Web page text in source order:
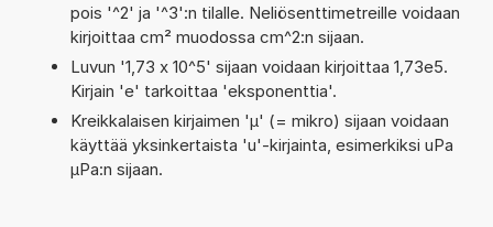
pois '^2' ja '^3':n tilalle. Neliösenttimetreille voidaan
kirjoittaa cm² muodossa cm^2:n sijaan.
Luvun '1,73 x 10^5' sijaan voidaan kirjoittaa 1,73e5.
Kirjain 'e' tarkoittaa 'eksponenttia'.
Kreikkalaisen kirjaimen 'µ' (= mikro) sijaan voidaan
käyttää yksinkertaista 'u'-kirjainta, esimerkiksi uPa
µPa:n sijaan.